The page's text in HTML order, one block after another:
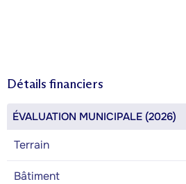
Détails financiers
ÉVALUATION MUNICIPALE (2026)
Terrain
Bâtiment